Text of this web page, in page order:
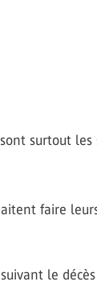
surtout
faire
le décès